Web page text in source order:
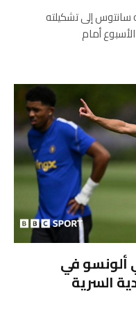
سانتوس إلى تشكيلته
أمام
ألونسو في
السرية